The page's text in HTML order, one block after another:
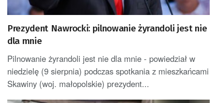
Prezydent Nawrocki: pilnowanie żyrandoli jest nie
dla mnie
Pilnowanie żyrandoli jest nie dla mnie - powiedział w
niedzielę (9 sierpnia) podczas spotkania z mieszkańcami
Skawiny (woj. małopolskie) prezydent...